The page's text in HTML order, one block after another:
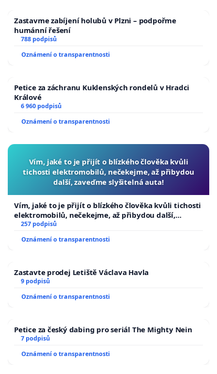
Zastavme zabíjení holubů v Plzni – podpořme
humánní řešení
788 podpisů
Oznámení o transparentnosti
Petice za záchranu Kuklenských rondelů v Hradci
Králové
6 960 podpisů
Oznámení o transparentnosti
Vím, jaké to je přijít o blízkého člověka kvůli
tichosti elektromobilů, nečekejme, až přibydou
další, zaveďme slyšitelná auta!
Vím, jaké to je přijít o blízkého člověka kvůli tichosti
elektromobilů, nečekejme, až přibydou další,
zaveďme slyšitelná auta!
257 podpisů
Oznámení o transparentnosti
Zastavte prodej Letiště Václava Havla
9 podpisů
Oznámení o transparentnosti
Petice za český dabing pro seriál The Mighty Nein
7 podpisů
Oznámení o transparentnosti